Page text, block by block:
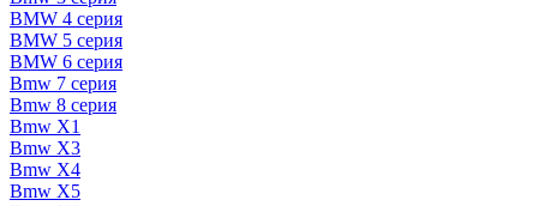
BMW 4 серия
BMW 5 серия
BMW 6 серия
Bmw 7 серия
Bmw 8 серия
Bmw X1
Bmw X3
Bmw X4
Bmw X5